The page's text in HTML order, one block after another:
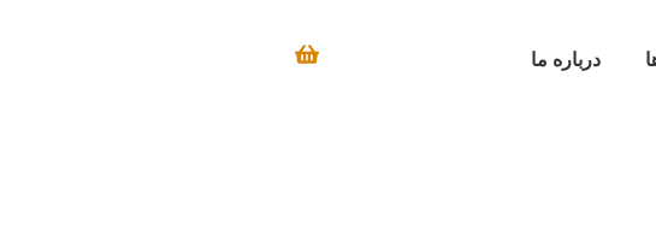
درباره ما